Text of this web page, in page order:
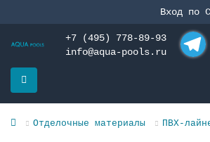
Вход по
+7 (495) 778-89-93
info@aqua-pools.ru
Отделочные материалы ПВХ-